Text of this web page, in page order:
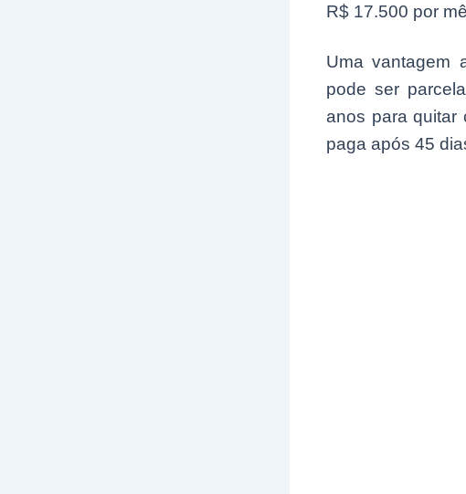
R$ 17.500 por
Uma vantagem
pode ser
anos para quitar
paga após 45